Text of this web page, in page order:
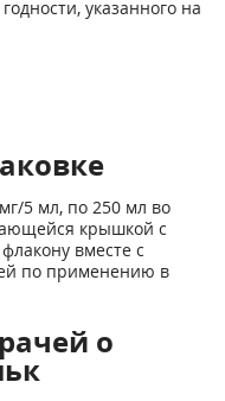
указанного на
5 мл, по 250 мл во
крышкой с
вместе с
по применению в
о